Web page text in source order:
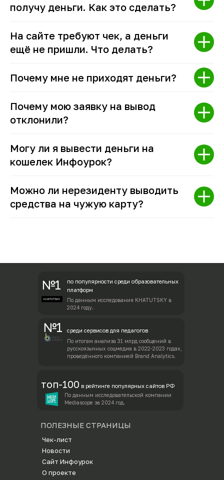
получу деньги. Как это сделать?
На сайте требуют чек, а деньги
ещё не пришли. Что делать?
Почему мне не приходят деньги?
Почему мою заявку на вывод
отклонили?
Могу ли я вывести деньги на
кошелек Инфоурок?
Можно ли нерезиденту выводить
средства на чужую карту?
№1
по популярности среди образовательных
платформ
По данным исследования KHATUTSKY в
2024 году.
№1 среди сервисов для педагогов
По итогам анализа 31 млрд сообщений в
русскоязычных соцмедиа в 2022-2023 годах,
проведённого компанией Brand Analytics.
топ-100 в рейтинге популярных сайтов РФ
По данным исследовательской компании
Mediascope за 2024 год.
Новости
Сайт Инфоурок
Чек-лист
О проекте
ПОЛЕЗНЫЕ СТРАНИЦЫ